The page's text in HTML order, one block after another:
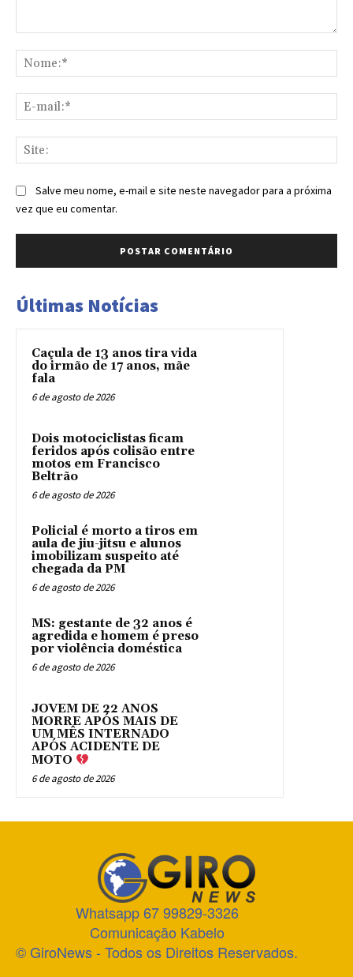
Salve meu nome, e-mail e site neste navegador para a próxima
vez que eu comentar.
Últimas Notícias
Caçula de 13 anos tira vida
do irmão de 17 anos, mãe
fala
6 de agosto de 2026
Dois motociclistas ficam
feridos após colisão entre
motos em Francisco
Beltrão
6 de agosto de 2026
Policial é morto a tiros em
aula de jiu-jitsu e alunos
imobilizam suspeito até
chegada da PM
6 de agosto de 2026
MS: gestante de 32 anos é
agredida e homem é preso
por violência doméstica
6 de agosto de 2026
JOVEM DE 22 ANOS
MORRE APÓS MAIS DE
UM MÊS INTERNADO
APÓS ACIDENTE DE
MOTO
6 de agosto de 2026
Whatsapp 67 99829-3326
Comunicação Kabelo
© GiroNews - Todos os Direitos Reservados.